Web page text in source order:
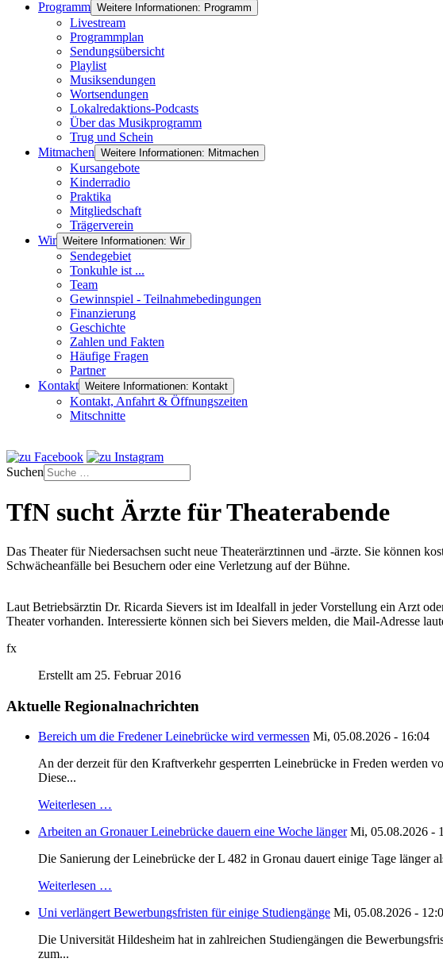
Programm Weitere Informationen: Programm
Livestream
Programmplan
Sendungsübersicht
Playlist
Musiksendungen
Wortsendungen
Lokalredaktions-Podcasts
Über das Musikprogramm
Trug und Schein
Mitmachen Weitere Informationen: Mitmachen
Kursangebote
Kinderradio
Praktika
Mitgliedschaft
Trägerverein
Wir Weitere Informationen: Wir
Sendegebiet
Tonkuhle ist ...
Team
Gewinnspiel - Teilnahmebedingungen
Finanzierung
Geschichte
Zahlen und Fakten
Häufige Fragen
Partner
Kontakt Weitere Informationen: Kontakt
Kontakt, Anfahrt & Öffnungszeiten
Mitschnitte
Suchen
TfN sucht Ärzte für Theaterabende
Das Theater für Niedersachsen sucht neue Theaterärztinnen und -ärzte. Sie können
Schwächeanfälle bei Besuchern oder eine Verletzung auf der Bühne.
Laut Betriebsärztin Dr. Ricarda Sievers ist im Idealfall in jeder Vorstellung ein Arzt
Theater vorhanden. Interessierte können sich bei Sievers melden, die Mail-Adresse
fx
Erstellt am 25. Februar 2016
Aktuelle Regionalnachrichten
Bereich um die Fredener Leinebrücke wird vermessen Mi, 05.08.2026 - 16:04
An der derzeit für den Kraftverkehr gesperrten Leinebrücke in Freden werden
Diese...
Weiterlesen …
Arbeiten an Gronauer Leinebrücke dauern eine Woche länger Mi, 05.08.2026 -
Die Sanierung der Leinebrücke der L 482 in Gronau dauert einige Tage länger
Weiterlesen …
Uni verlängert Bewerbungsfristen für einige Studiengänge Mi, 05.08.2026 -
Die Universität Hildesheim hat in zahlreichen Studiengängen die
zum...